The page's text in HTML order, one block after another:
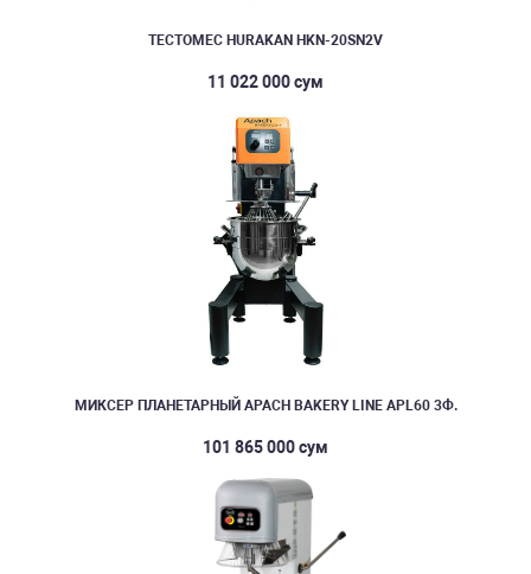
ТЕСТОМЕС HURAKAN HKN-20SN2V
11 022 000 сум
МИКСЕР ПЛАНЕТАРНЫЙ APACH BAKERY LINE APL60 3Ф.
101 865 000 сум